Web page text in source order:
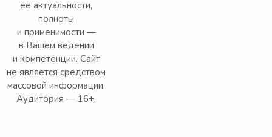
её актуальности,
полноты
и применимости —
в Вашем ведении
и компетенции. Сайт
не является средством
массовой информации.
Аудитория — 16+.